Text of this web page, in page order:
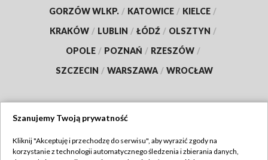
GORZÓW WLKP. / KATOWICE / KIELCE /
KRAKÓW / LUBLIN / ŁÓDŹ / OLSZTYN /
OPOLE / POZNAŃ / RZESZÓW /
SZCZECIN / WARSZAWA / WROCŁAW
TVP
Szanujemy Twoją prywatność
Kliknij "Akceptuję i przechodzę do serwisu", aby wyrazić zgody na
korzystanie z technologii automatycznego śledzenia i zbierania danych,